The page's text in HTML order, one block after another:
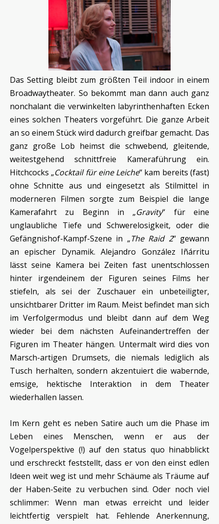
Das Setting bleibt zum größten Teil indoor in einem
Broadwaytheater. So bekommt man dann auch ganz
nonchalant die verwinkelten labyrinthenhaften Ecken
eines solchen Theaters vorgeführt. Die ganze Arbeit
an so einem Stück wird dadurch greifbar gemacht. Das
ganz große Lob heimst die schwebend, gleitende,
weitestgehend schnittfreie Kameraführung ein.
Hitchcocks „Cocktail für eine Leiche“ kam bereits (fast)
ohne Schnitte aus und eingesetzt als Stilmittel in
moderneren Filmen sorgte zum Beispiel die lange
Kamerafahrt zu Beginn in „Gravity“ für eine
unglaubliche Tiefe und Schwerelosigkeit, oder die
Gefängnishof-Kampf-Szene in „The Raid 2“ gewann
an epischer Dynamik. Alejandro González Iñárritu
lässt seine Kamera bei Zeiten fast unentschlossen
hinter irgendeinem der Figuren seines Films her
stiefeln, als sei der Zuschauer ein unbeteiligter,
unsichtbarer Dritter im Raum. Meist befindet man sich
im Verfolgermodus und bleibt dann auf dem Weg
wieder bei dem nächsten Aufeinandertreffen der
Figuren im Theater hängen. Untermalt wird dies von
Marsch-artigen Drumsets, die niemals lediglich als
Tusch herhalten, sondern akzentuiert die wabernde,
emsige, hektische Interaktion in dem Theater
wiederhallen lassen.
Im Kern geht es neben Satire auch um die Phase im
Leben eines Menschen, wenn er aus der
Vogelperspektive (!) auf den status quo hinabblickt
und erschreckt feststellt, dass er von den einst edlen
Ideen weit weg ist und mehr Schäume als Träume auf
der Haben-Seite zu verbuchen sind. Oder noch viel
schlimmer: Wenn man etwas erreicht und leider
leichtfertig verspielt hat. Fehlende Anerkennung,